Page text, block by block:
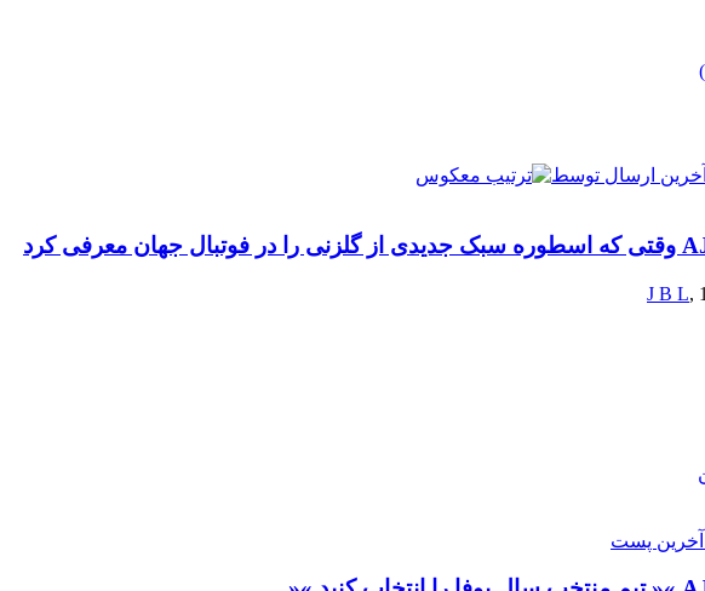
آخرین ارسال توسط
وقتی که اسطوره سبک جدیدی از گلزنی را در فوتبال جهان معرفی کرد
J B L,